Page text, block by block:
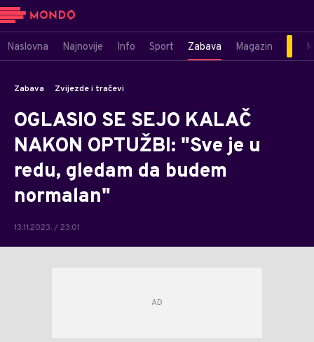
Naslovna Najnovije Info Sport Zabava Magazin
Zabava Zvijezde i tračevi
OGLASIO SE SEJO KALAČ
NAKON OPTUŽBI: "Sve je u
redu, gledam da budem
normalan"
13.11.2023. / 23:01